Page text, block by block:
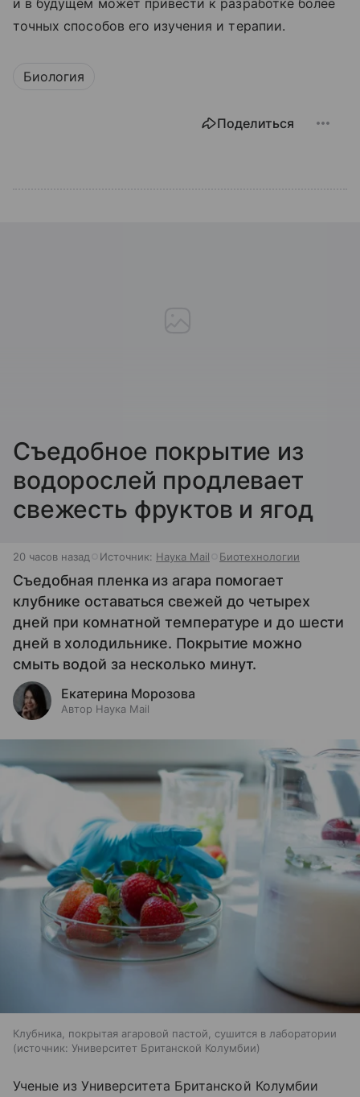
и в будущем может привести к разработке более
точных способов его изучения и терапии.
Биология
Поделиться
Съедобное покрытие из
водорослей продлевает
свежесть фруктов и ягод
20 часов назад Источник: Наука Mail Биотехнологии
Съедобная пленка из агара помогает
клубнике оставаться свежей до четырех
дней при комнатной температуре и до шести
дней в холодильнике. Покрытие можно
смыть водой за несколько минут.
Екатерина Морозова
Автор Наука Mail
Клубника, покрытая агаровой пастой, сушится в лаборатории
источник: Университет Британской Колумбии
Ученые из Университета Британской Колумбии